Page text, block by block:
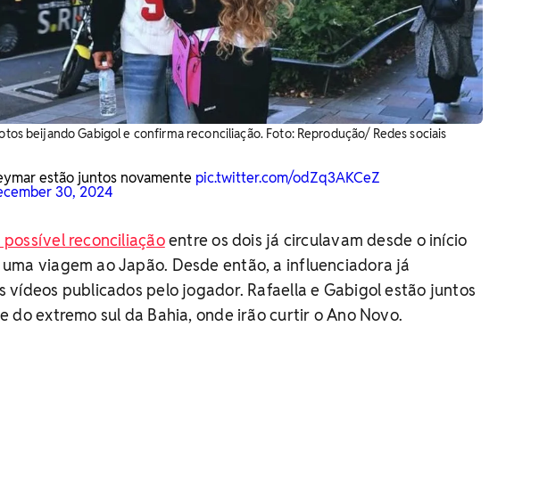
beijando Gabigol e confirma reconciliação. Foto: Reprodução/ Redes sociais
estão juntos novamente pic.twitter.com/odZq3AKCeZ
30, 2024
possível reconciliaçãoentre os dois já circulavam desde o início
viagem ao Japão. Desde então, a influenciadora já
vídeos publicados pelo jogador. Rafaella e Gabigol estão juntos
do extremo sul da Bahia, onde irão curtir o Ano Novo.